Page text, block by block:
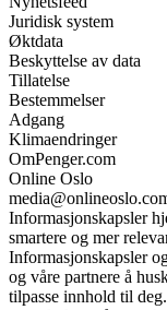
Juridisk system
Øktdata
Beskyttelse av data
Tillatelse
Bestemmelser
Adgang
Klimaendringer
OmPenger.com
Online Oslo
Informasjonskapsler
smartere og mer
Informasjonskapsler
og våre partnere å
tilpasse innhold til